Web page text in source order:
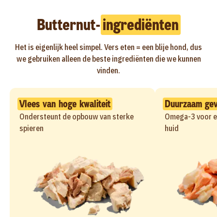
Butternut-ingrediënten
Het is eigenlijk heel simpel. Vers eten = een blije hond, dus
we gebruiken alleen de beste ingrediënten die we kunnen
vinden.
Vlees van hoge kwaliteit
Ondersteunt de opbouw van sterke
spieren
Duurzaam
Omega-3 voor
huid